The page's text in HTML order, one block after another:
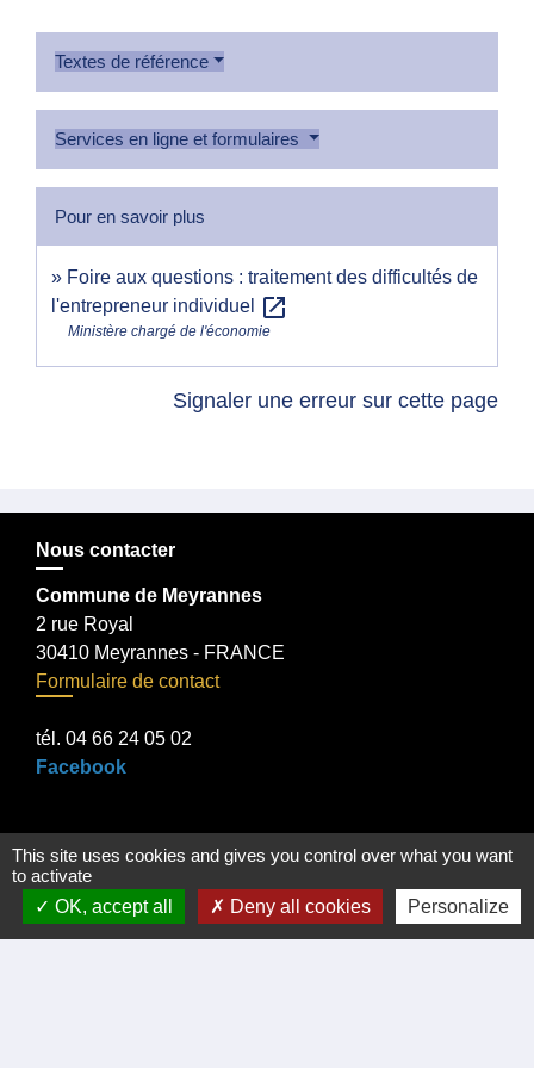
Textes de référence
Services en ligne et formulaires
Pour en savoir plus
Foire aux questions : traitement des difficultés de
l'entrepreneur individuel
open_in_new
Ministère chargé de l'économie
Signaler une erreur sur cette page
Nous contacter
Commune de Meyrannes
2 rue Royal
30410 Meyrannes - FRANCE
Formulaire de contact
tél. 04 66 24 05 02
Facebook
Liens
Certificat d'immatriculation
This site uses cookies and gives you control over what you want
to activate
OK, accept all
Deny all cookies Personalize